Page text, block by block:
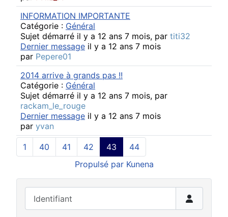
INFORMATION IMPORTANTE
Catégorie : Général
Sujet démarré il y a 12 ans 7 mois, par titi32
Dernier message il y a 12 ans 7 mois
par Pepere01
2014 arrive à grands pas !!
Catégorie : Général
Sujet démarré il y a 12 ans 7 mois, par
rackam_le_rouge
Dernier message il y a 12 ans 7 mois
par yvan
1 40 41 42 43
44
Propulsé par Kunena